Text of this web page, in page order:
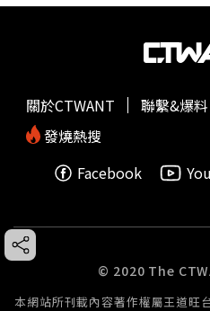
關於CTWANT 聯繫&爆料
發燒熱搜
Facebook
© 2020 The
本網站所刊載內容著作權屬王道旺